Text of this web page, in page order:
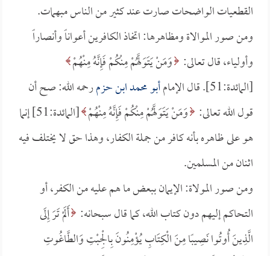
القطعيات الواضحات صارت عند كثير من الناس مبهمات.
ومن صور الموالاة ومظاهرها: اتخاذ الكافرين أعواناً وأنصاراً
وأولياء، قال تعالى: وَمَنْ يَتَوَلَّهُمْ مِنْكُمْ فَإِنَّهُ مِنْهُمْ
[المائدة:51]. قال الإمام
أبو محمد ابن حزمرحمه الله: صح أن
قول الله تعالى: وَمَنْ يَتَوَلَّهُمْ مِنْكُمْ فَإِنَّهُ مِنْهُمْ
[المائدة:51] إنما
هو على ظاهره بأنه كافر من جملة الكفار، وهذا حق لا يختلف فيه
اثنان من المسلمين.
ومن صور المولاة: الإيمان ببعض ما هم عليه من الكفر، أو
التحاكم إليهم دون كتاب الله، كما قال سبحانه: أَلَمْ تَرَ إِلَى
الَّذِينَ أُوتُوا نَصِيبًا مِنَ الْكِتَابِ يُؤْمِنُونَ بِالْجِبْتِ وَالطَّاغُوتِ